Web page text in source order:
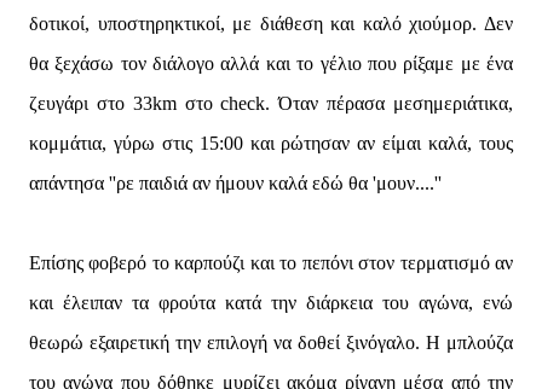
δοτικοί, υποστηρηκτικοί, με διάθεση και καλό χιούμορ. Δεν
θα ξεχάσω τον διάλογο αλλά και το γέλιο που ρίξαμε με ένα
ζευγάρι στο 33km στο check. Όταν πέρασα μεσημεριάτικα,
κομμάτια, γύρω στις 15:00 και ρώτησαν αν είμαι καλά, τους
απάντησα ''ρε παιδιά αν ήμουν καλά εδώ θα 'μουν....''
Επίσης φοβερό το καρπούζι και το πεπόνι στον τερματισμό αν
και έλειπαν τα φρούτα κατά την διάρκεια του αγώνα, ενώ
θεωρώ εξαιρετική την επιλογή να δοθεί ξινόγαλο. Η μπλούζα
του αγώνα που δόθηκε μυρίζει ακόμα ρίγανη μέσα από την